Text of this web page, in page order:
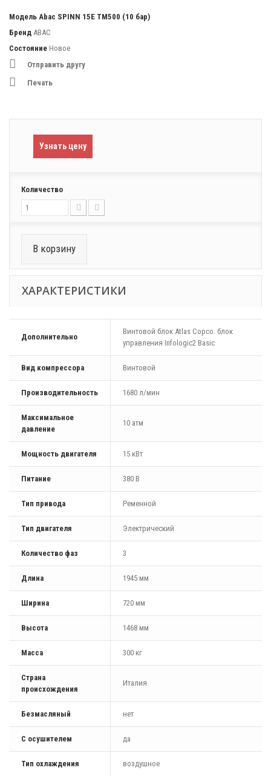
Модель Abac SPINN 15E TM500 (10 бар)
Бренд ABAC
Состояние Новое
Отправить другу
Печать
Узнать цену
Количество
В корзину
ХАРАКТЕРИСТИКИ
Дополнительно
Винтовой блок Atlas Copco. блок
управления Infologic2 Basic
Вид компрессора Винтовой
Производительность 1680 л/мин
Максимальное
давление
10 атм
Мощность двигателя 15 кВт
Питание 380 В
Тип привода Ременной
Тип двигателя Электрический
Количество фаз 3
Длина 1945 мм
Ширина 720 мм
Высота 1468 мм
Масса 300 кг
Страна
происхождения
Италия
Безмасляный нет
С осушителем да
Тип охлаждения воздушное